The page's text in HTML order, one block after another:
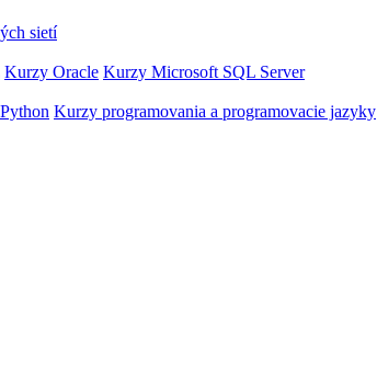
sietí
Kurzy Oracle Kurzy Microsoft SQL Server
Kurzy programovania a programovacie jazyky